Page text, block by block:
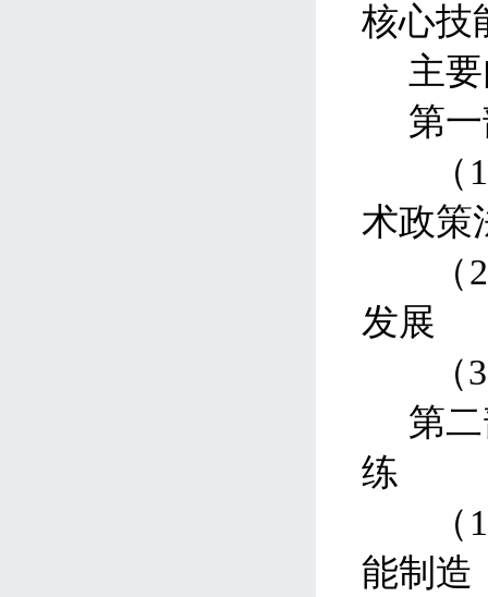
核心技
主
第
（ 1
术政策
（2
发展
（3
第
练
（ 1
能制造